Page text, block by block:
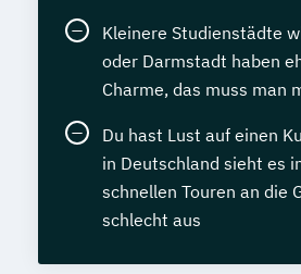
Kleinere Studienstädte
oder Darmstadt haben
Charme, das muss man
Du hast Lust auf einen
in Deutschland sieht es
schnellen Touren an die
schlecht aus